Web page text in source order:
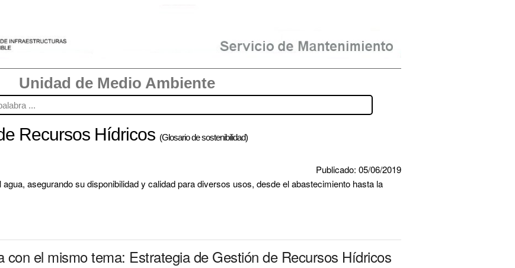
Unidad de Medio Ambiente
Recursos Hídricos (Glosario de sostenibilidad)
Publicado: 05/06/2019
asegurando su disponibilidad y calidad para diversos usos, desde el abastecimiento hasta la
con el mismo tema: Estrategia de Gestión de Recursos Hídricos